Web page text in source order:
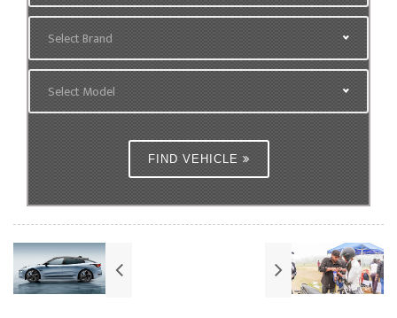
Select Brand
Select Model
FIND VEHICLE